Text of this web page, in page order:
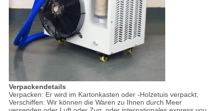
Verpackendetails
Verpacken: Er wird im Kartonkasten oder -Holzetuis verpackt;
Verschiffen: Wir können die Waren zu Ihnen durch Meer